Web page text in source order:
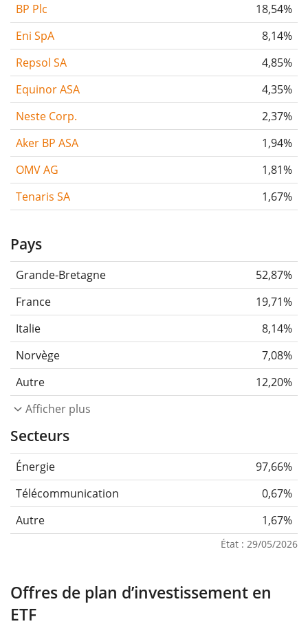
BP Plc
18,54%
Eni SpA
8,14%
Repsol SA
4,85%
Equinor ASA
4,35%
Neste Corp.
2,37%
Aker BP ASA
1,94%
OMV AG
1,81%
Tenaris SA
1,67%
Pays
Grande-Bretagne
52,87%
France
19,71%
Italie
8,14%
Norvège
7,08%
Autre
12,20%
Afficher plus
Secteurs
Énergie
97,66%
Télécommunication
0,67%
Autre
1,67%
État : 29/05/2026
Offres de plan d’investissement en
ETF